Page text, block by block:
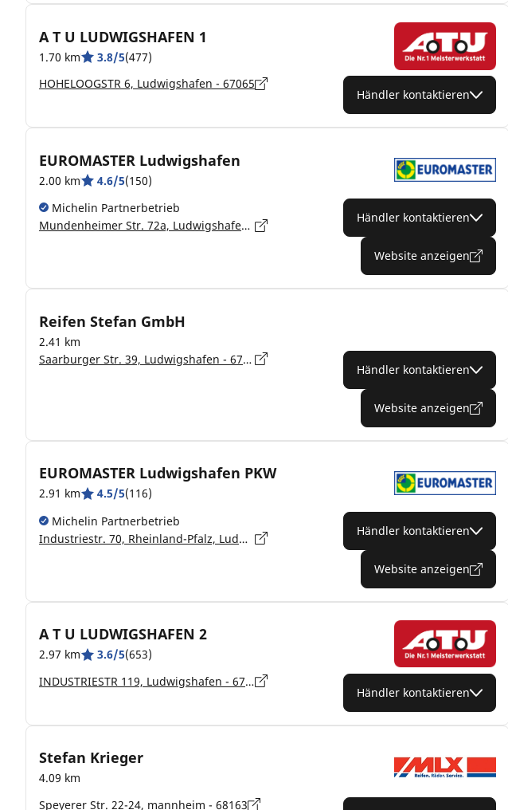
A T U LUDWIGSHAFEN 1
1.70 km 3.8/5(477)
HOHELOOGSTR 6, Ludwigshafen - 67065
Händler kontaktieren
EUROMASTER Ludwigshafen
2.00 km 4.6/5(150)
Michelin Partnerbetrieb
Mundenheimer Str. 72a, Ludwigshafen - 67061
Händler kontaktieren
Website anzeigen
Reifen Stefan GmbH
2.41 km
Saarburger Str. 39, Ludwigshafen - 67071
Händler kontaktieren
Website anzeigen
EUROMASTER Ludwigshafen PKW
2.91 km 4.5/5(116)
Michelin Partnerbetrieb
Industriestr. 70, Rheinland-Pfalz, Ludwigshafen - 67063
Händler kontaktieren
Website anzeigen
A T U LUDWIGSHAFEN 2
2.97 km 3.6/5(653)
INDUSTRIESTR 119, Ludwigshafen - 67063
Händler kontaktieren
Stefan Krieger
4.09 km
Speyerer Str. 22-24, mannheim - 68163